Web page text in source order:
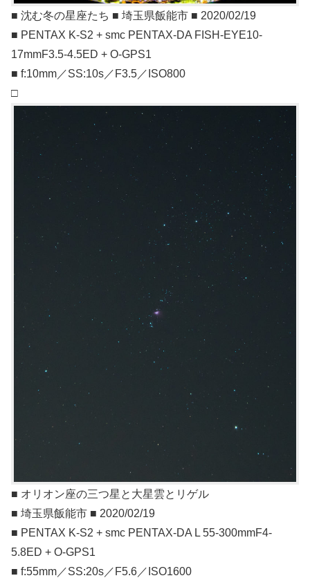
■ 沈む冬の星座たち ■ 埼玉県飯能市 ■ 2020/02/19
■ PENTAX K-S2 + smc PENTAX-DA FISH-EYE10-
17mmF3.5-4.5ED + O-GPS1
■ f:10mm／SS:10s／F3.5／ISO800
□
■ オリオン座の三つ星と大星雲とリゲル
■ 埼玉県飯能市 ■ 2020/02/19
■ PENTAX K-S2 + smc PENTAX-DA L 55-300mmF4-
5.8ED + O-GPS1
■ f:55mm／SS:20s／F5.6／ISO1600